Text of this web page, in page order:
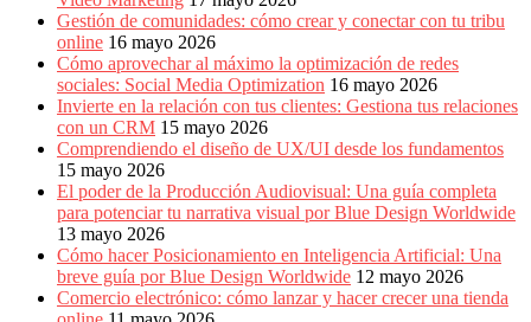
Gestión de comunidades: cómo crear y conectar con tu tribu
online 16 mayo 2026
Cómo aprovechar al máximo la optimización de redes
sociales: Social Media Optimization 16 mayo 2026
Invierte en la relación con tus clientes: Gestiona tus relaciones
con un CRM 15 mayo 2026
Comprendiendo el diseño de UX/UI desde los fundamentos
15 mayo 2026
El poder de la Producción Audiovisual: Una guía completa
para potenciar tu narrativa visual por Blue Design Worldwide
13 mayo 2026
Cómo hacer Posicionamiento en Inteligencia Artificial: Una
breve guía por Blue Design Worldwide 12 mayo 2026
Comercio electrónico: cómo lanzar y hacer crecer una tienda